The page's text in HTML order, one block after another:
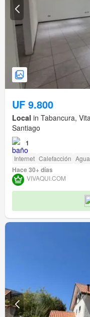
UF 9.800
Local in Tabancura,
Santiago
1
Internet Calefacción Agua
Hace 30+ días
VIVAQUI.COM